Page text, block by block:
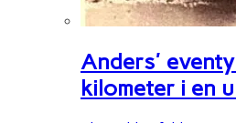
Anders'
kilometer i en